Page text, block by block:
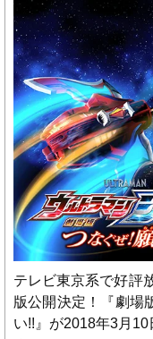
テレビ東京系で好評
版公開決定！『劇
い!!』が2018年3月